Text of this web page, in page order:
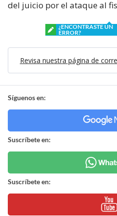
del juicio por el ataque al
¿ENCONTRASTE UN
ERROR?
Revisa nuestra página de
Síguenos en:
Suscríbete en:
Suscríbete en: